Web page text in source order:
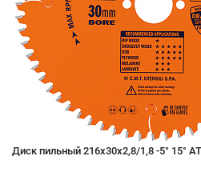
Диск пильный 216x30x2,8/1,8 -5° 15°